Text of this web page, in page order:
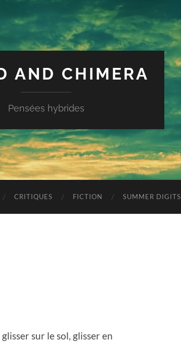
AND CHIMERA
Pensées hybrides
CRITIQUES FICTION SUMMER DIGITS
sur le sol, glisser en